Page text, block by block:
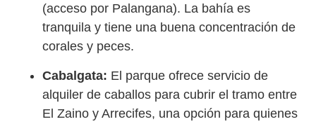
(acceso por Palangana). La bahía es
tranquila y tiene una buena concentración de
corales y peces.
Cabalgata: El parque ofrece servicio de
alquiler de caballos para cubrir el tramo entre
El Zaino y Arrecifes, una opción para quienes